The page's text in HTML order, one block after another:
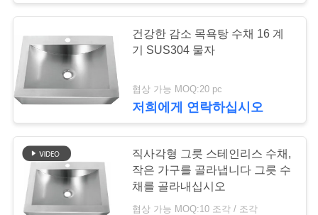
이
트
맵
PRIVACY
POLICY
두 배 그릇 부엌 개수
대
건강한 감소 목욕탕 수채 16 계
기 SUS304 물자
협상 가능 MOQ:20 pc
저희에게 연락하십시오
직사각형 그릇 스테인리스 수채,
작은 가구를 골라냅니다 그릇 수
채를 골라내십시오
협상 가능 MOQ:10 조각 / 조각